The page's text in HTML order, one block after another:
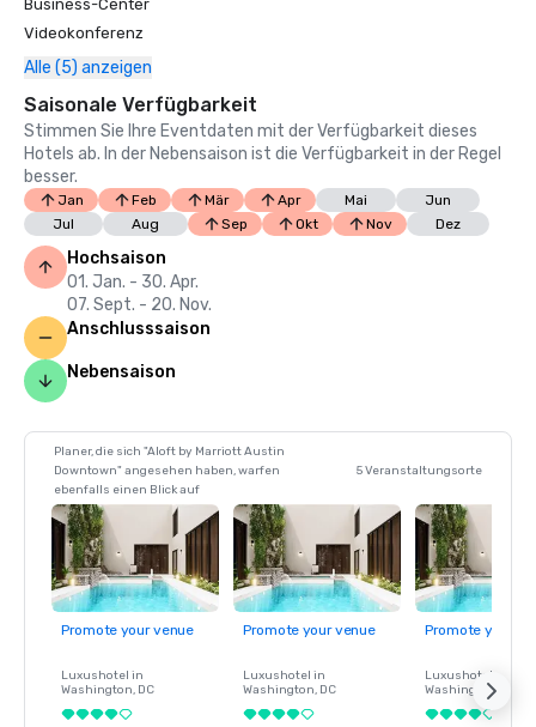
Business-Center
Videokonferenz
Alle (5) anzeigen
Saisonale Verfügbarkeit
Stimmen Sie Ihre Eventdaten mit der Verfügbarkeit dieses
Hotels ab. In der Nebensaison ist die Verfügbarkeit in der Regel
besser.
Jan Feb Mär Apr Mai
Jun
Jul
Aug Sep Okt Nov Dez
Hochsaison
01. Jan. - 30. Apr.
07. Sept. - 20. Nov.
Anschlusssaison
Nebensaison
Planer, die sich "Aloft by Marriott Austin
Downtown" angesehen haben, warfen
ebenfalls einen Blick auf
5 Veranstaltungsorte
Promote your venue
Luxushotel in
Washington, DC
Promote your venue
Luxushotel in
Washington, DC
Promote your
Luxushotel in
Washington